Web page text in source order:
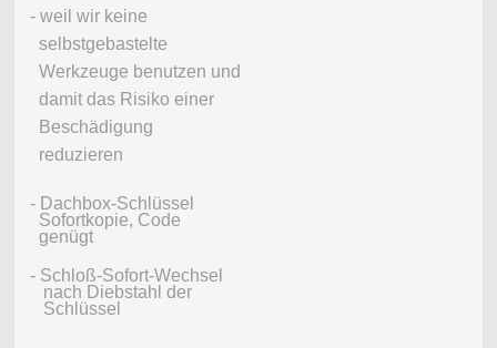
- weil wir keine
selbstgebastelte
Werkzeuge benutzen und
damit das Risiko einer
Beschädigung
reduzieren
- Dachbox-Schlüssel
Sofortkopie, Code
genügt
- Schloß-Sofort-Wechsel
nach Diebstahl der
Schlüssel